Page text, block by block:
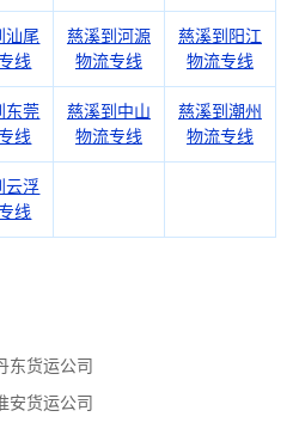
汕尾
线
慈溪到河源
物流专线
慈溪到阳江
物流专线
东莞
线
慈溪到中山
物流专线
慈溪到潮州
物流专线
云浮
线
东货运公司
安货运公司